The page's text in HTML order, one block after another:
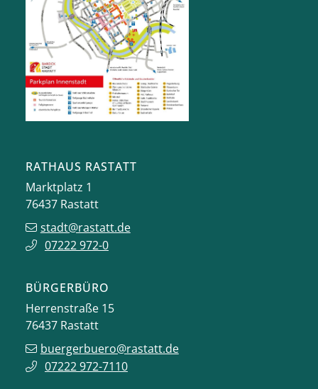
RATHAUS RASTATT
Marktplatz 1
76437 Rastatt
stadt@rastatt.de
07222 972-0
BÜRGERBÜRO
Herrenstraße 15
76437 Rastatt
buergerbuero@rastatt.de
07222 972-7110